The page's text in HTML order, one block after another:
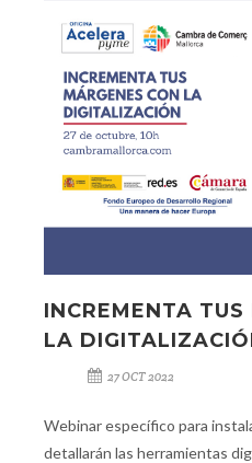
INCREMENTA TUS
LA
27 OCT 2022
Webinar específico para
detallarán las herramientas